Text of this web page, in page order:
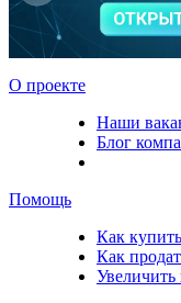
О проекте
Наши
Блог
Помощь
Как купить
Как